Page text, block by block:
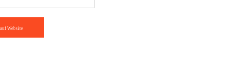
Website